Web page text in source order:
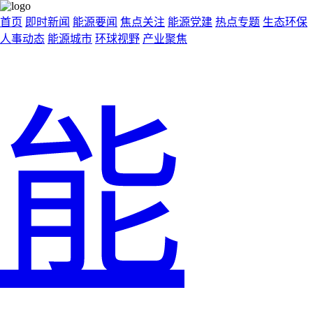
首页 即时新闻 能源要闻 焦点关注 能源党建 热点专题 生态环保
人事动态 能源城市 环球视野 产业聚焦
能